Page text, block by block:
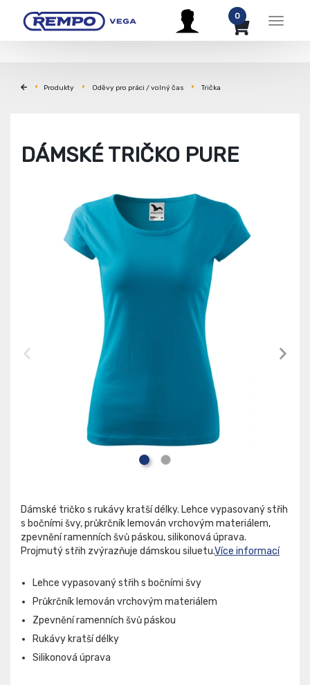
Menu
0
Produkty Oděvy pro práci / volný čas Trička
DÁMSKÉ TRIČKO PURE
Dámské tričko s rukávy kratší délky. Lehce vypasovaný střih
s bočními švy, průkrčník lemován vrchovým materiálem,
zpevnění ramenních švů páskou, silikonová úprava.
Projmutý střih zvýrazňuje dámskou siluetu.Více informací
Lehce vypasovaný střih s bočními švy
Průkrčník lemován vrchovým materiálem
Zpevnění ramenních švů páskou
Rukávy kratší délky
Silikonová úprava